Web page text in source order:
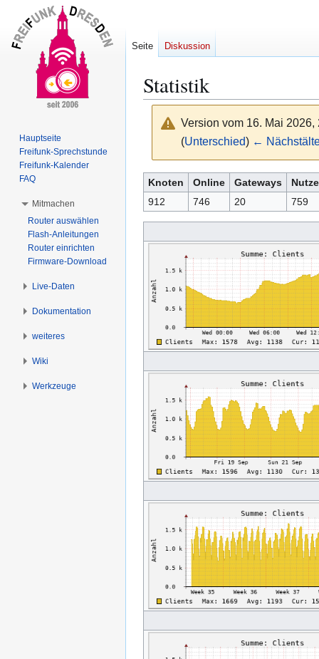
Statistik
Version vom 16. Mai
(Unterschied) ←
Zur
Navigation
springen
Zur
Suche
springen
Knoten Online Gateways
912
746 20 759
Seite Diskussion
Hauptseite
Freifunk-Sprechstunde
Freifunk-Kalender
FAQ
Mitmachen
Router auswählen
Flash-Anleitungen
Router einrichten
Firmware-Download
Live-Daten
Dokumentation
weiteres
Wiki
Werkzeuge